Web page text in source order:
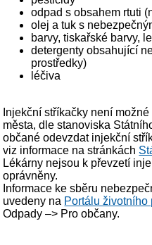
odpad s obsahem rtuti
olej a tuk s
barvy, tiskařské barvy,
detergenty obsahující
prostředky)
léčiva
Injekční stříkačky není
města, dle stanoviska
občané odevzdat injekční
viz informace na stránkách
Lékárny nejsou k převzetí
oprávněny.
Informace ke sběru
uvedeny na Portálu životního
Odpady –> Pro občany.